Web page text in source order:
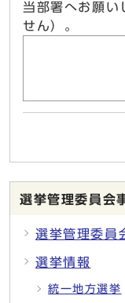
当部署へお願い
せん）。
選挙管理委員会
選挙管理委員
選挙情報
統一地方選挙